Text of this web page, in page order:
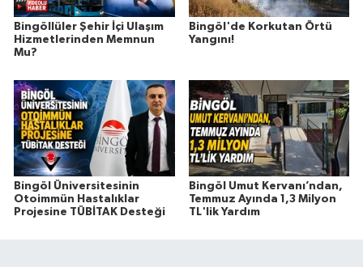
Bingöllüler Şehir İçi Ulaşım
Hizmetlerinden Memnun
Mu?
Bingöl'de Korkutan Örtü
Yangını!
Bingöl Üniversitesinin
Otoimmün Hastalıklar
Projesine TÜBİTAK Desteği
Bingöl Umut Kervanı’ndan,
Temmuz Ayında 1,3 Milyon
TL'lik Yardım